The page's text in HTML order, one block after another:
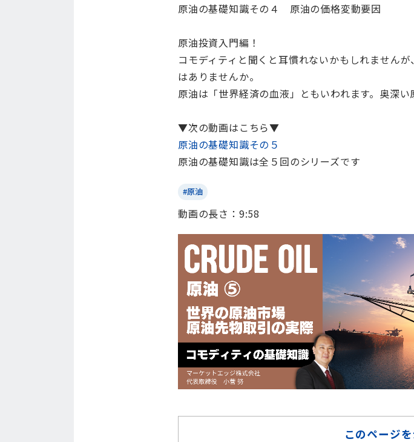
原油の基礎知識その４ 原油の価格変動要因
原油投資入門編！
コモディティと聞くと耳慣れないかもしれません
はありませんか。
原油は「世界経済の血液」ともいわれます。奥深い
▼次の動画はこちら▼
原油の基礎知識その５
原油の基礎知識は全５回のシリーズです
#原油
動画の⻑さ：9:58
このページ